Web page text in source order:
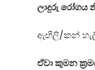
ලාදුරු රෝගය
ඇඟිලි/කන්
ඒවා කුමන